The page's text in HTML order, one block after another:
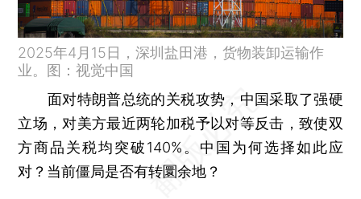
2025年4月15日，深圳盐田港，货物装卸运输作
业。图：视觉中国
面对特朗普总统的关税攻势，中国采取了强硬
立场，对美方最近两轮加税予以对等反击，致使双
方商品关税均突破140%。中国为何选择如此应
对？当前僵局是否有转圜余地？